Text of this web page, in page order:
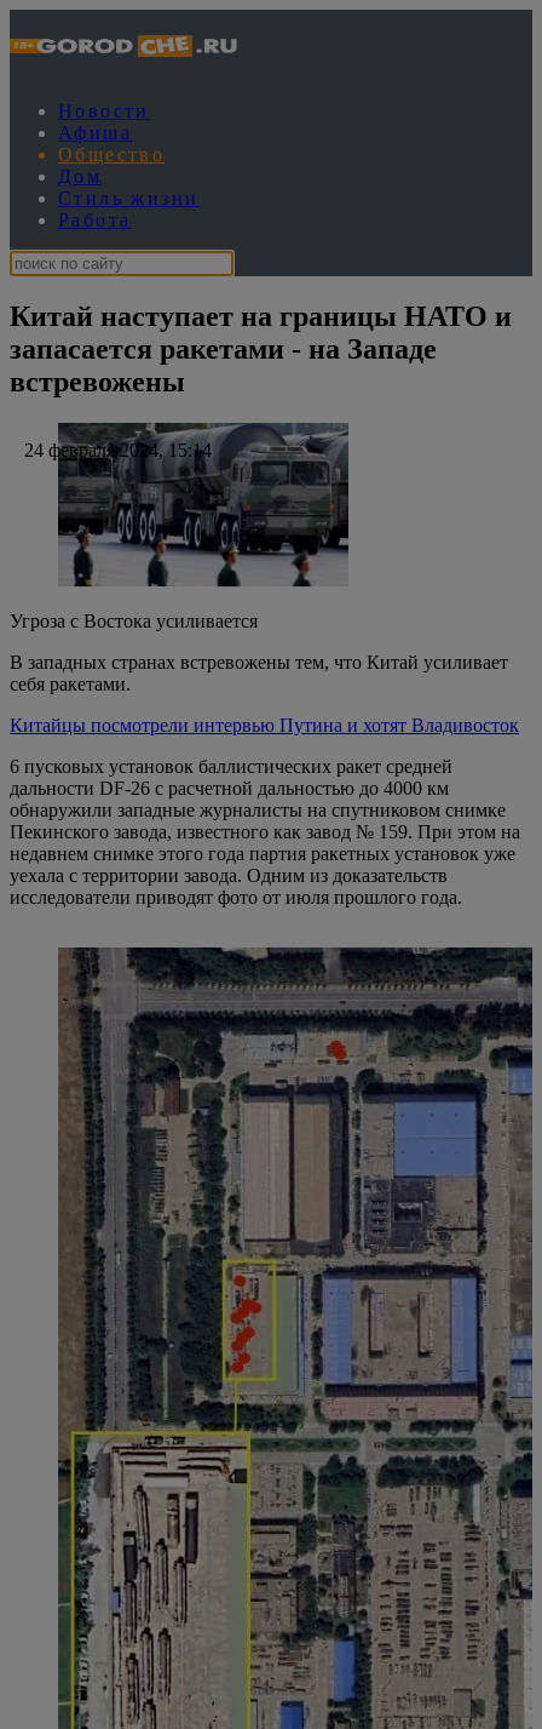
Новости
Афиша
Общество
Дом
Стиль жизни
Работа
Китай наступает на границы НАТО и
запасается ракетами - на Западе
встревожены
24 февраля 2024, 15:14
Угроза с Востока усиливается
В западных странах встревожены тем, что Китай усиливает
себя ракетами.
Китайцы посмотрели интервью Путина и хотят Владивосток
6 пусковых установок баллистических ракет средней
дальности DF-26 с расчетной дальностью до 4000 км
обнаружили западные журналисты на спутниковом снимке
Пекинского завода, известного как завод № 159. При этом на
недавнем снимке этого года партия ракетных установок уже
уехала с территории завода. Одним из доказательств
исследователи приводят фото от июля прошлого года.